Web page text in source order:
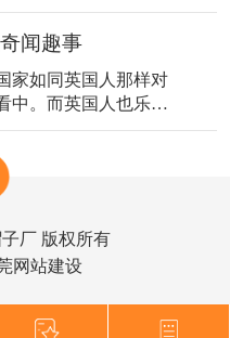
的污泥、油垢， 可用
圈接触之部份〉多刷
汗 垢及细菌，当然，
防臭材质？那此步骤
闻趣事
如同英国人那样对
中。而英国人也乐于
有百年历史的Ascot皇
有名的帽子盛会。在
皇，皇室，下至平民
的人都会精心装扮一
好好琢磨一番。势必
厂 版权所有
网站建设